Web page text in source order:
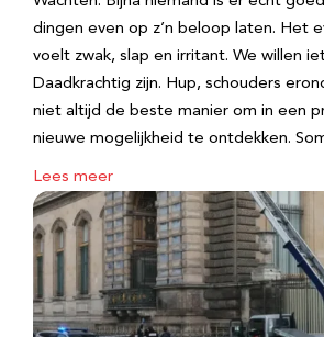
dingen even op z’n beloop laten. Het
voelt zwak, slap en irritant. We willen
Daadkrachtig zijn. Hup, schouders
niet altijd de beste manier om in een
nieuwe mogelijkheid te ontdekken.
Lees meer